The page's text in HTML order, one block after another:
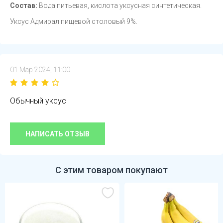
Состав: Вода питьевая, кислота уксусная синтетическая.
Уксус Адмирал пищевой столовый 9%.
01 Мар 2024, 11:00
Обычный уксус
НАПИСАТЬ ОТЗЫВ
С этим товаром покупают